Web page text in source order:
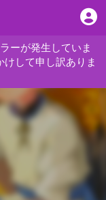
ーが発生していま
して申し訳ありま